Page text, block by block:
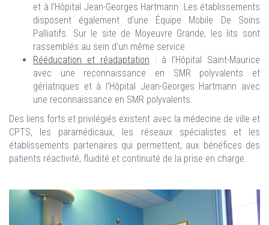
et à l’Hôpital Jean-Georges Hartmann. Les établissements
disposent également d’une Équipe Mobile De Soins
Palliatifs. Sur le site de Moyeuvre Grande, les lits sont
rassemblés au sein d’un même service.
Rééducation et réadaptation : à l’Hôpital Saint-Maurice
avec une reconnaissance en SMR polyvalents et
gériatriques et à l’Hôpital Jean-Georges Hartmann avec
une reconnaissance en SMR polyvalents.
Des liens forts et privilégiés existent avec la médecine de ville et
CPTS, les paramédicaux, les réseaux spécialistes et les
établissements partenaires qui permettent, aux bénéfices des
patients réactivité, fluidité et continuité de la prise en charge.